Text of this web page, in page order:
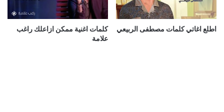
اطلع اغاتي كلمات مصطفى الربيعي
كلمات اغنية ممكن ازاعلك راغب
علامة